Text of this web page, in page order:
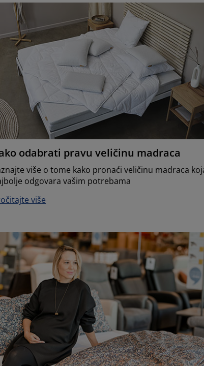
odabrati pravu veličinu madraca
više o tome kako pronaći veličinu madraca
odgovara vašim potrebama
više